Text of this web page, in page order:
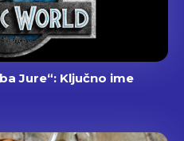
Jure“: Ključno ime